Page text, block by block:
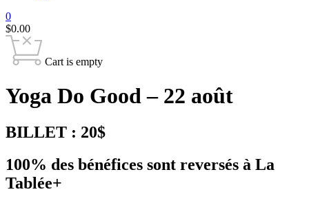
0
$0.00
Cart is empty
Yoga Do Good – 22 août
BILLET : 20$
100% des bénéfices sont reversés à La
Tablée+